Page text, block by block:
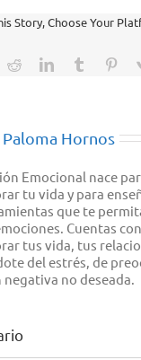
Story, Choose Your
RedditLinkedInTumblr
Paloma Hornos
Emocional nace
tu vida y para
que te
Cuentas
tus vida, tus
del estrés, de
no deseada.